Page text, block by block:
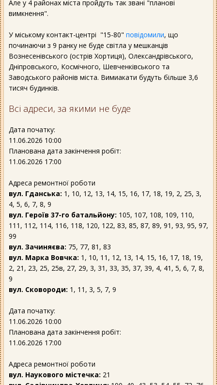
Але у 4 районах міста пройдуть так звані "планові
вимкнення".
У міському контакт-центрі "15-80" повідомили, що
починаючи з 9 ранку не буде світла у мешканців
Вознесенівського (острів Хортиця), Олександрівського,
Дніпровського, Космічного, Шевченківського та
Заводського районів міста. Вимиакати будуть більше 3,6
тисяч будинків.
Всі адреси, за якими не буде
Дата початку:
11.06.2026 10:00
Планована дата закінчення робіт:
11.06.2026 17:00
Адреса ремонтної роботи
вул. Гданська: 1, 10, 12, 13, 14, 15, 16, 17, 18, 19, 2, 25, 3,
4, 5, 6, 7, 8, 9
вул. Героїв 37-го батальйону: 105, 107, 108, 109, 110,
111, 112, 114, 116, 118, 120, 122, 83, 85, 87, 89, 91, 93, 95, 97,
99
вул. Зачиняєва: 75, 77, 81, 83
вул. Марка Вовчка: 1, 10, 11, 12, 13, 14, 15, 16, 17, 18, 19,
2, 21, 23, 25, 25в, 27, 29, 3, 31, 33, 35, 37, 39, 4, 41, 5, 6, 7, 8,
9
вул. Сковороди: 1, 11, 3, 5, 7, 9
Дата початку:
11.06.2026 10:00
Планована дата закінчення робіт:
11.06.2026 17:00
Адреса ремонтної роботи
вул. Наукового містечка: 21